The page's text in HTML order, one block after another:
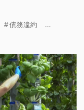
債務違約 ...